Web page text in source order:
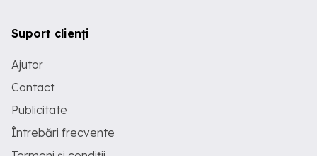
Suport clienți
Ajutor
Contact
Publicitate
Întrebări frecvente